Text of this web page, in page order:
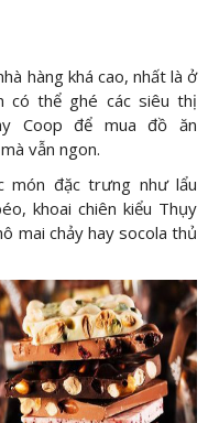
hàng khá cao, nhất là ở
có thể ghé các siêu thị
Coop để mua đồ ăn
vẫn ngon.
món đặc trưng như lẩu
khoai chiên kiểu Thụy
mai chảy hay socola thủ